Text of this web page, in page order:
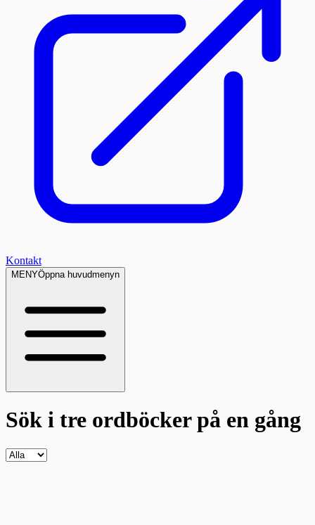
Kontakt
MENYÖppna huvudmenyn
Sök i tre ordböckerpå en gång